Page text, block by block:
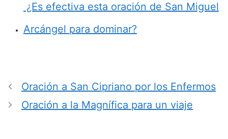
¿Es efectiva esta oración de San Miguel
Arcángel para dominar?
Oración a San Cipriano por los Enfermos
Oración a la Magnífica para un viaje